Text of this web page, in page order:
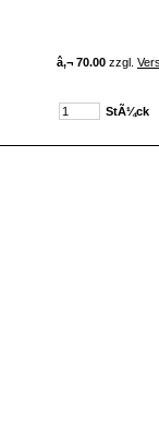
â‚¬ 70.00 zzgl.
StÃ¼ck